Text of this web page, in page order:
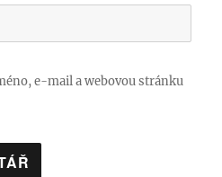
e-mail a webovou stránku